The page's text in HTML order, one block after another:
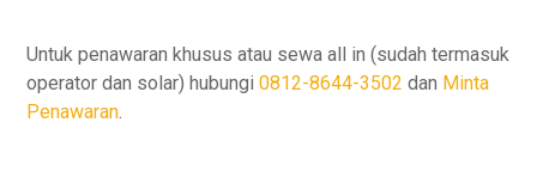
Untuk penawaran khusus atau sewa all in (sudah termasuk
operator dan solar) hubungi0812-8644-3502 dan Minta
Penawaran.